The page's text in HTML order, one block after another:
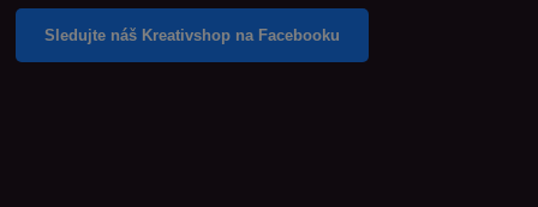
Sledujte náš Kreativshop na Facebooku